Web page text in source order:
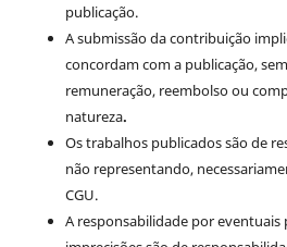
publicação.
A submissão da contribuição
concordam com a publicação,
remuneração, reembolso ou
natureza.
Os trabalhos publicados são de
não representando,
CGU.
A responsabilidade por eventuais